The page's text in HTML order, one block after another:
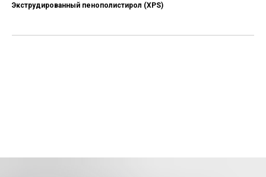
Экструдированный пенополистирол (XPS)